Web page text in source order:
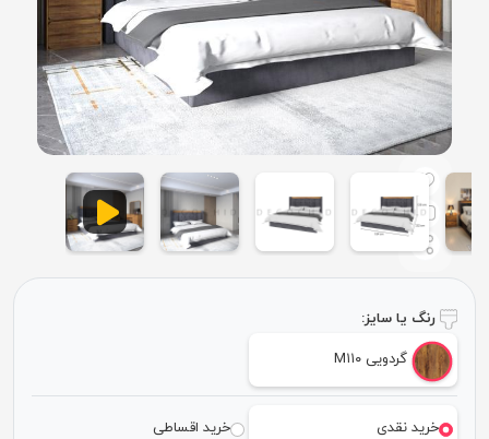
رنگ یا سایز:
گردویی M۱۱۰
خرید نقدی خرید اقساطی